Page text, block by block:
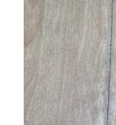
A
t
a
H